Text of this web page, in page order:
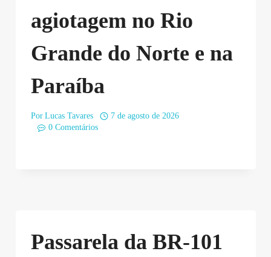
agiotagem no Rio
Grande do Norte e na
Paraíba
Por Lucas Tavares
7 de agosto de 2026
0 Comentários
Passarela da BR-101